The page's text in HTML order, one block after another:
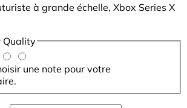
à grande échelle, Xbox Series X
Quality
une note pour votre